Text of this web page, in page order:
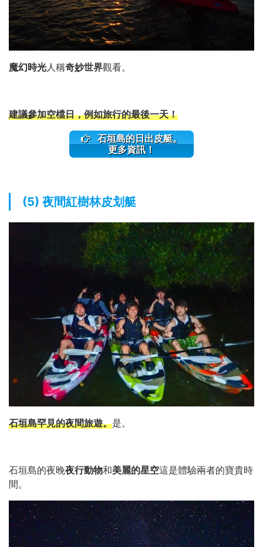
魔幻時光 人稱奇妙世界觀看。
建議參加空檔日，例如旅行的最後一天！
石垣島的日出皮艇。
更多資訊！
(5) 夜間紅樹林皮划艇
石垣島罕見的夜間旅遊。是。
石垣島的夜晚夜行動物和美麗的星空這是體驗兩者的寶貴時
間。